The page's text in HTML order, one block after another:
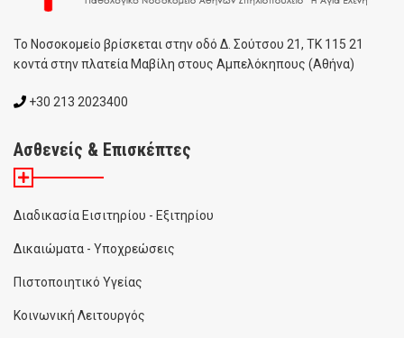
To Noσοκομείο βρίσκεται στην οδό Δ. Σούτσου 21, ΤΚ 115 21
κοντά στην πλατεία Μαβίλη στους Αμπελόκηπους (Αθήνα)
+30 213 2023400
Ασθενείς & Επισκέπτες
Διαδικασία Εισιτηρίου - Εξιτηρίου
Δικαιώματα - Υποχρεώσεις
Πιστοποιητικό Υγείας
Κοινωνική Λειτουργός